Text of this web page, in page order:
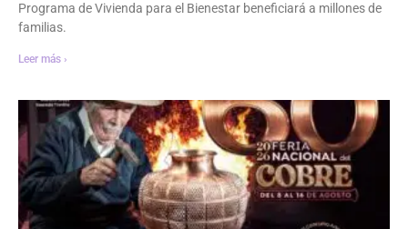
Programa de Vivienda para el Bienestar beneficiará a millones de
familias.
Leer más ›